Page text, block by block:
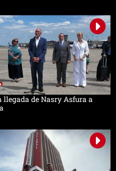
llegada de Nasry Asfura a